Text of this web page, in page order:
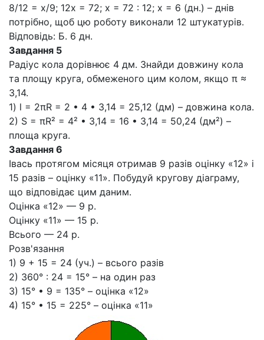
8/12 = х/9; 12x = 72; x = 72 : 12; х = 6 (дн.) – днів
потрібно, щоб цю роботу виконали 12 штукатурів.
Відповідь: Б. 6 дн.
Завдання 5
Радіус кола дорівнює 4 дм. Знайди довжину кола
та площу круга, обмеженого цим колом, якщо π ≈
3,14.
1) l = 2πR = 2 • 4 • 3,14 = 25,12 (дм) – довжина кола.
2) S = πR² = 4² • 3,14 = 16 • 3,14 = 50,24 (дм²) –
площа круга.
Завдання 6
Івась протягом місяця отримав 9 разів оцінку «12» і
15 разів – оцінку «11». Побудуй кругову діаграму,
що відповідає цим даним.
Оцінка «12» — 9 р.
Оцінку «11» — 15 р.
Всього — 24 р.
Розв'язання
1) 9 + 15 = 24 (уч.) – всього разів
2) 360° : 24 = 15° – на один раз
3) 15° • 9 = 135° – оцінка «12»
4) 15° • 15 = 225° – оцінка «11»